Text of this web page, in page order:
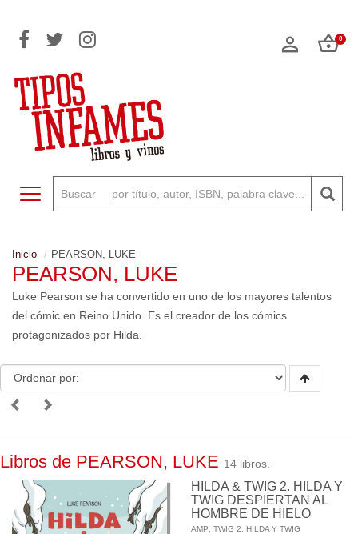
0
Toggle navigation
Inicio PEARSON, LUKE
PEARSON, LUKE
Luke Pearson se ha convertido en uno de los mayores talentos
del cómic en Reino Unido. Es el creador de los cómics
protagonizados por Hilda.
Libros de PEARSON, LUKE 14 libros.
HILDA & TWIG 2. HILDA Y
TWIG DESPIERTAN AL
HOMBRE DE HIELO
AMP; TWIG 2. HILDA Y TWIG